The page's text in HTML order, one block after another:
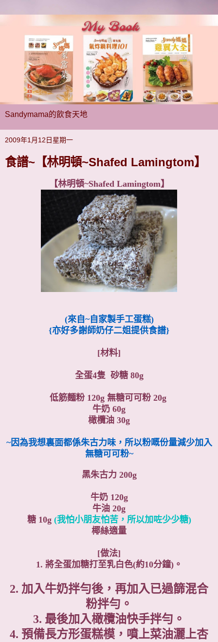
Sandymama的飲食天地
2009年1月12日星期一
食譜~【林明頓~Shafed Lamingtom】
【林明頓~Shafed Lamingtom】
(來自~自家製手工蛋糕)
{亦好多謝師奶仔二姐提供食譜}
[材料]
全蛋4隻 砂糖 80g
低筋麵粉 120g 無糖可可粉 20g
牛奶 60g
橄欖油 30g
~因為我想裏面都係朱古力味，所以粉嘅份量減少加入
無糖可可粉~
黑朱古力 200g
牛奶 120g
牛油 20g
糖 10g (我怕小朋友怕苦，所以加咗少少糖)
椰絲適量
[做法]
1. 將全蛋加糖打至乳白色(約10分鐘)。
2. 加入牛奶拌勻後，再加入已過篩混合
粉拌勻。
3. 最後加入橄欖油快手拌勻。
4. 預備長方形蛋糕模，噴上菜油灑上杏